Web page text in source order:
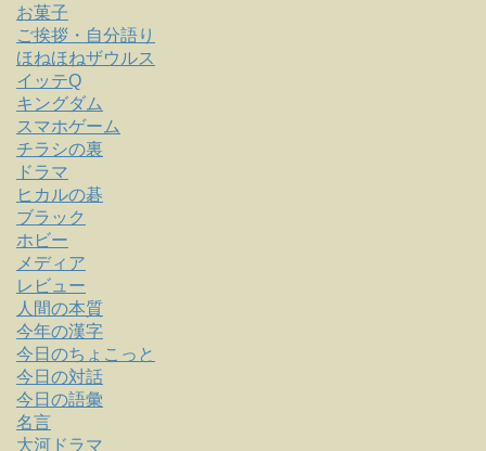
お菓子
ご挨拶・自分語り
ほねほねザウルス
イッテQ
キングダム
スマホゲーム
チラシの裏
ドラマ
ヒカルの碁
ブラック
ホビー
メディア
レビュー
人間の本質
今年の漢字
今日のちょこっと
今日の対話
今日の語彙
名言
大河ドラマ